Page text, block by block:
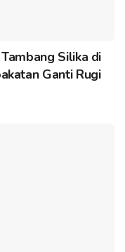
Silika di
Ganti Rugi